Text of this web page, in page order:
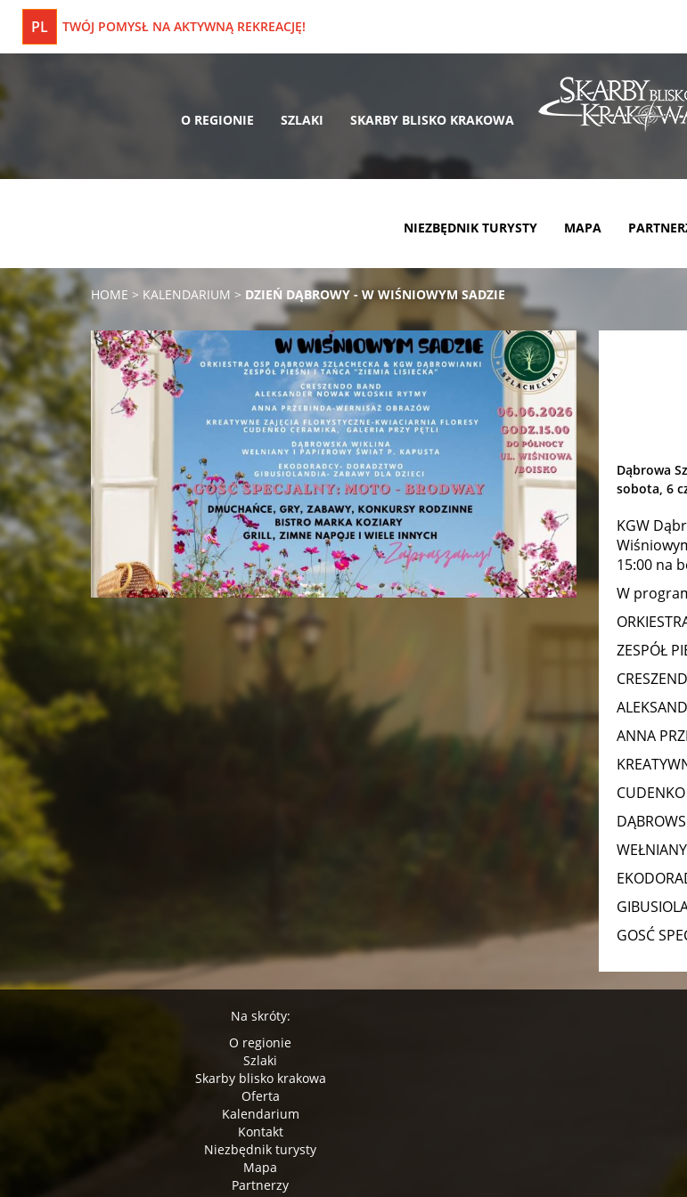
PL TWÓJ POMYSŁ NA AKTYWNĄ REKREACJĘ!
O REGIONIE SZLAKI SKARBY BLISKO KRAKOWA
NIEZBĘDNIK TURYSTY MAPA
HOME > KALENDARIUM > DZIEŃ DĄBROWY - W WIŚNIOWYM SADZIE
Dąbrowa
sobota, 6
KGW
15:00 na
W
ZESPÓŁ
ANNA
GOSĆ
Na skróty:
O regionie
Szlaki
Skarby blisko krakowa
Oferta
Kalendarium
Kontakt
Niezbędnik turysty
Mapa
Partnerzy